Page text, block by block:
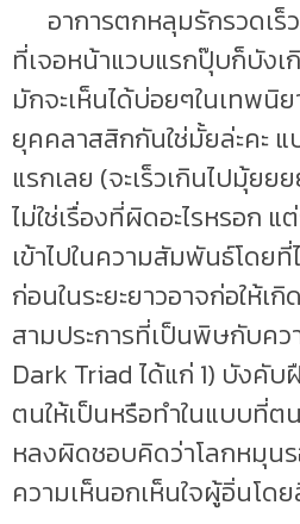
อาการตกหลุมรักรวดเร็
ที่เจอหน้าแวบแรกปุ๊บก็บังเ
มักจะเห็นได้บ่อยๆในเทพนิ
ยุคคลาสสิกกันใช่มั้ยล่ะคะ
แรกเลย (จะเร็วเกินไปมุ้ย
ไม่ใช่เรื่องที่ผิดอะไรหรอก
เข้าไปในความสัมพันธ์โดย
ก่อนในระยะยาวอาจก่อให้
สามประการที่เป็นพิษกับค
Dark Triad ได้แก่ 1) บังคั
ตนให้เป็นหรือทำในแบบที่ต
หลงผิดชอบคิดว่าโลกหมุนร
ความเห็นอกเห็นใจผู้อิ่นโด